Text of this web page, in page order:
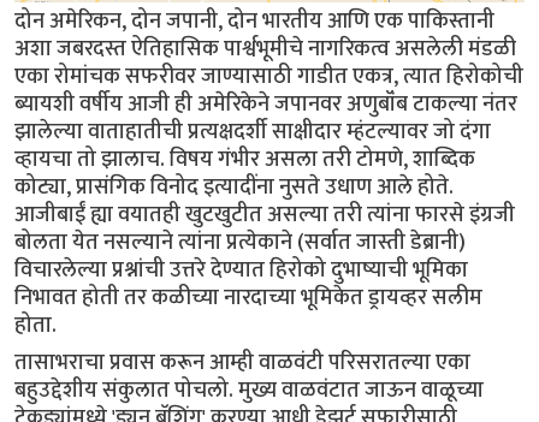
दोन अमेरिकन, दोन जपानी, दोन भारतीय आणि एक पाकिस्तानी
अशा जबरदस्त ऐतिहासिक पार्श्वभूमीचे नागरिकत्व असलेली मंडळी
एका रोमांचक सफरीवर जाण्यासाठी गाडीत एकत्र, त्यात हिरोकोची
ब्यायशी वर्षीय आजी ही अमेरिकेने जपानवर अणुबॉंब टाकल्या नंतर
झालेल्या वाताहातीची प्रत्यक्षदर्शी साक्षीदार म्हंटल्यावर जो दंगा
व्हायचा तो झालाच. विषय गंभीर असला तरी टोमणे, शाब्दिक
कोट्या, प्रासंगिक विनोद इत्यादींना नुसते उधाण आले होते.
आजीबाईं ह्या वयातही खुटखुटीत असल्या तरी त्यांना फारसे इंग्रजी
बोलता येत नसल्याने त्यांना प्रत्येकाने (सर्वात जास्ती डेब्रानी)
विचारलेल्या प्रश्नांची उत्तरे देण्यात हिरोको दुभाष्याची भूमिका
निभावत होती तर कळीच्या नारदाच्या भूमिकेत ड्रायव्हर सलीम
होता.
तासाभराचा प्रवास करून आम्ही वाळवंटी परिसरातल्या एका
बहुउद्देशीय संकुलात पोचलो. मुख्य वाळवंटात जाऊन वाळूच्या